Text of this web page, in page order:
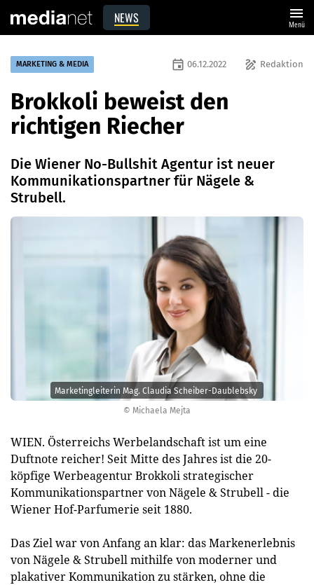
NEWS menu
Menü
© Michaela Mejta
Marketingleiterin Mag. Claudia Scheiber-Daublebsky
MARKETING & MEDIA draw Redaktion
event 06.12.2022
Brokkoli beweist den
richtigen Riecher
Die Wiener No-Bullshit Agentur ist neuer
Kommunikationspartner für Nägele &
Strubell.
WIEN. Österreichs Werbelandschaft ist um eine
Duftnote reicher! Seit Mitte des Jahres ist die 20-
köpfige Werbeagentur Brokkoli strategischer
Kommunikationspartner von Nägele & Strubell - die
Wiener Hof-Parfumerie seit 1880.
Das Ziel war von Anfang an klar: das Markenerlebnis
von Nägele & Strubell mithilfe von moderner und
plakativer Kommunikation zu stärken, ohne die